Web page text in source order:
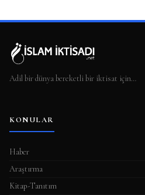
Adil bir dünya bereketli bir iktisat için…
KONULAR
Haber
Araştırma
Kitap-Tanıtım